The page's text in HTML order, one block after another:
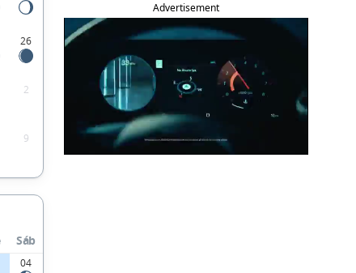
26
2
9
Sáb
04
Advertisement